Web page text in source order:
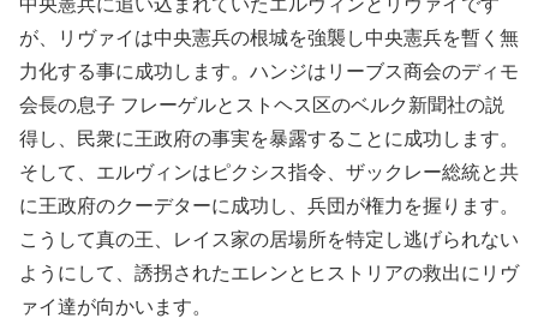
が、リヴァイは中央憲兵の根城を強襲し中央憲兵を暫く無
力化する事に成功します。ハンジはリーブス商会のディモ
会長の息子 フレーゲルとストヘス区のベルク新聞社の説
得し、民衆に王政府の事実を暴露することに成功します。
そして、エルヴィンはピクシス指令、ザックレー総統と共
に王政府のクーデターに成功し、兵団が権力を握ります。
こうして真の王、レイス家の居場所を特定し逃げられない
ようにして、誘拐されたエレンとヒストリアの救出にリヴ
ァイ達が向かいます。